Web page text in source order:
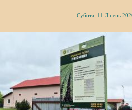
Субота, 11 Ліпень